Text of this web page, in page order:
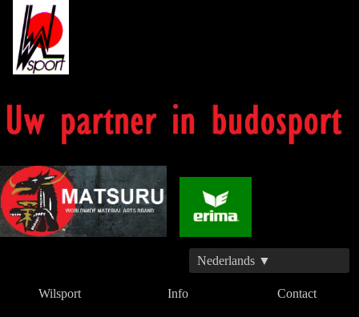
Nederlands ▼
Wilsport Info Contact